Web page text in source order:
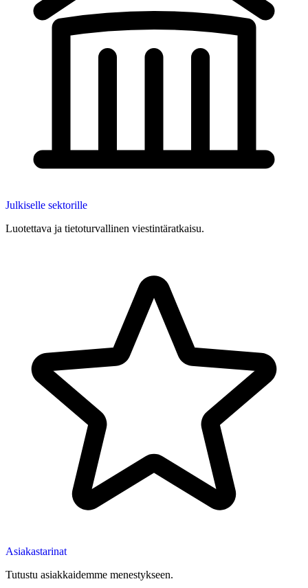
Julkiselle sektorille
Luotettava ja tietoturvallinen viestintäratkaisu.
Asiakastarinat
Tutustu asiakkaidemme menestykseen.